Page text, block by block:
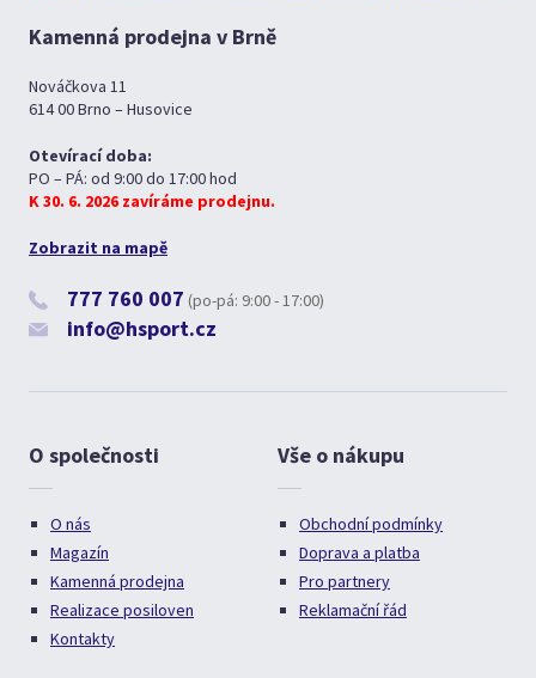
Kamenná prodejna v Brně
Nováčkova 11
614 00 Brno – Husovice
Otevírací doba:
PO – PÁ: od 9:00 do 17:00 hod
K 30. 6. 2026 zavíráme prodejnu.
Zobrazit na mapě
777 760 007 (po-pá: 9:00 - 17:00)
info@hsport.cz
O společnosti
O nás
Magazín
Kamenná prodejna
Realizace posiloven
Kontakty
Vše o nákupu
Obchodní podmínky
Doprava a platba
Pro partnery
Reklamační řád